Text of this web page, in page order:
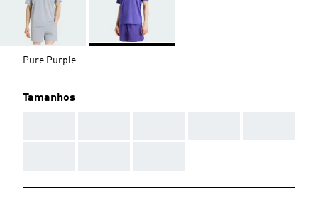
Pure Purple
Tamanhos